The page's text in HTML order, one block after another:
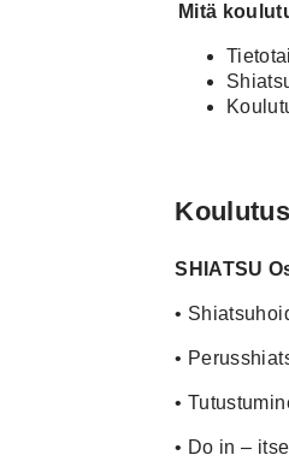
Mitä
SHIATSU
•
•
•
• Do in –